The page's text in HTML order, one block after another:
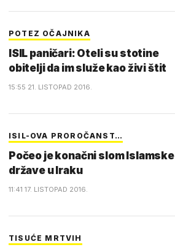
POTEZ OČAJNIKA
ISIL paničari: Oteli su stotine
obitelji da im služe kao živi štit
15:55 21. LISTOPAD 2016.
ISIL-OVA PROROČANST…
Počeo je konačni slom Islamske
države u Iraku
11:41 17. LISTOPAD 2016.
TISUĆE MRTVIH